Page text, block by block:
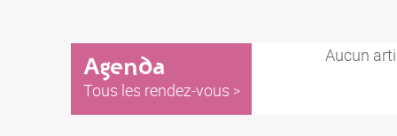
Agenda
Tous les rendez-vous
Aucun